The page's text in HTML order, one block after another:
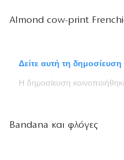
Almond cow-print
Δείτε αυτή τη
Η δημοσίευση
Bandana και φλόγες